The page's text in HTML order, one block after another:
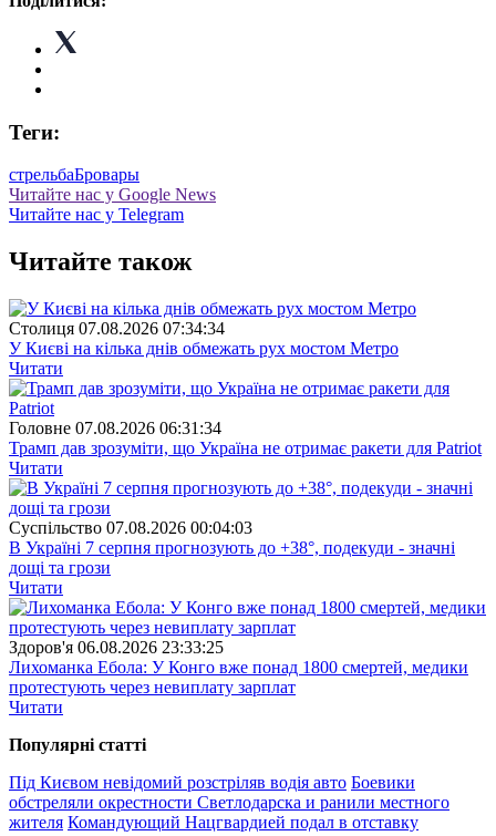
Теги:
стрельбаБровары
Читайте нас у Google News
Читайте нас у Telegram
Читайте також
Столиця 07.08.2026 07:34:34
У Києві на кілька днів обмежать рух мостом Метро
Читати
Головне 07.08.2026 06:31:34
Трамп дав зрозуміти, що Україна не отримає ракети для Patriot
Читати
Суспiльство 07.08.2026 00:04:03
В Україні 7 серпня прогнозують до +38°, подекуди - значні
дощі та грози
Читати
Здоров'я 06.08.2026 23:33:25
Лихоманка Ебола: У Конго вже понад 1800 смертей, медики
протестують через невиплату зарплат
Читати
Популярнi статтi
Під Києвом невідомий розстріляв водія авто Боевики
обстреляли окрестности Светлодарска и ранили местного
жителя Командующий Нацгвардией подал в отставку